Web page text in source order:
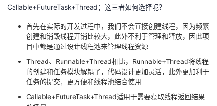
Callable+FutureTask+Thread；这三者如何选择呢？
首先在实际的开发过程中，我们不会直接创建线程，因为频繁
创建和销毁线程开销比较大，此外不利于管理和释放，因此项
目中都是通过设计线程池来管理线程资源
Thread、Runnable+Thread相比，Runnable+Thread将线程
的创建和任务模块解耦了，代码设计更加灵活，此外更加利于
任务的提交，更方便和线程池结合使用
Callable+FutureTask+Thread适用于需要获取线程返回结果